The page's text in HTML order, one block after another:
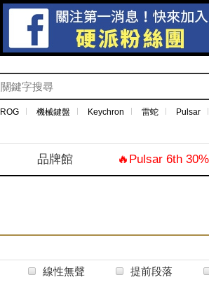
ROG 機械鍵盤 Keychron 雷蛇 Pulsar
品牌館 🔥Pulsar 6th
線性無聲 提前段落